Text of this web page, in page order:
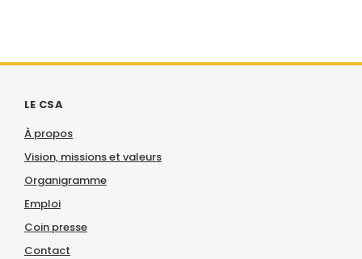
LE CSA
À propos
Vision, missions et valeurs
Organigramme
Emploi
Coin presse
Contact